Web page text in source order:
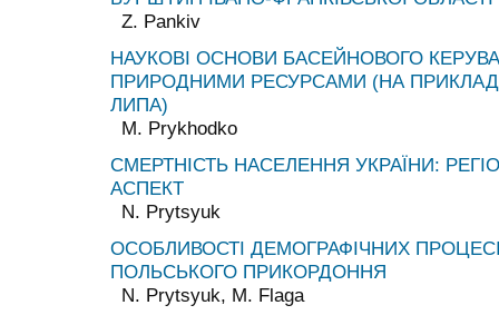
Z. Pankiv
НАУКОВІ ОСНОВИ БАСЕЙНОВОГО
ПРИРОДНИМИ РЕСУРСАМИ (НА
ЛИПА)
M. Prykhodko
СМЕРТНІСТЬ НАСЕЛЕННЯ УКРАЇНИ:
АСПЕКТ
N. Prytsyuk
ОСОБЛИВОСТІ ДЕМОГРАФІЧНИХ
ПОЛЬСЬКОГО ПРИКОРДОННЯ
N. Prytsyuk, M. Flaga